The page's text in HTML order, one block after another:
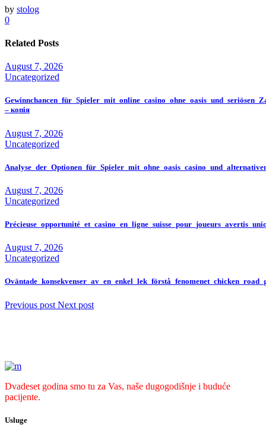
by stolog
0
Related Posts
August 7, 2026
Uncategorized
– копія
August 7, 2026
Uncategorized
August 7, 2026
Uncategorized
August 7, 2026
Uncategorized
Previous post Next post
Dvadeset godina smo tu za Vas, naše dugogodišnje i buduće
pacijente.
Usluge